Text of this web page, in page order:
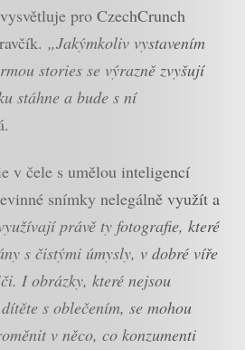
vysvětluje pro CzechCrunch
„Jakýmkoliv vystavením
stories se výrazně zvyšují
stáhne a bude s ní
v čele s umělou inteligencí
snímky nelegálně využít a
právě ty fotografie, které
s čistými úmysly, v dobré víře
I obrázky, které nejsou
s oblečením, se mohou
v něco, co konzumenti